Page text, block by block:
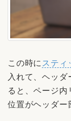
この時に スティ
入れて、ヘッ
ると、ページ内
位置がヘッダー